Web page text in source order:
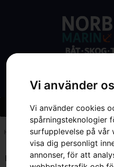
Vi använder
Vi använder cookies
spårningsteknologier
surfupplevelse på vår
visa dig personligt
annonser, för att
Hem 46 cm
Endast ett sökresultat